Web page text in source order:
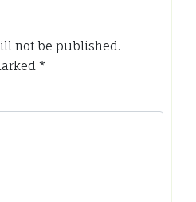
not be published.
*